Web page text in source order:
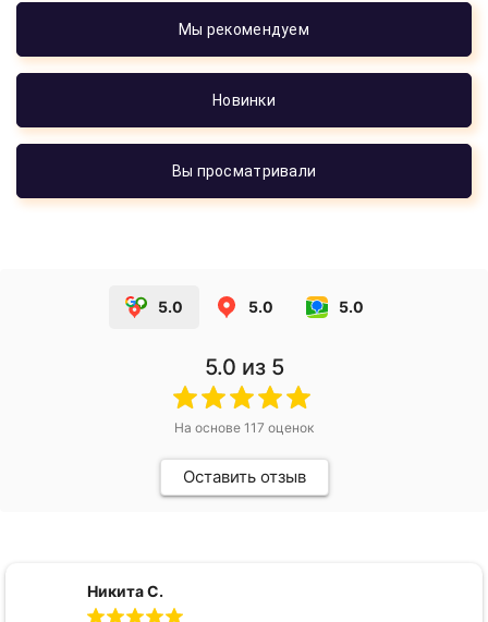
Мы рекомендуем
Новинки
Вы просматривали
5.0 5.0 5.0
5.0 из 5
На основе 117 оценок
Оставить отзыв
Никита С.